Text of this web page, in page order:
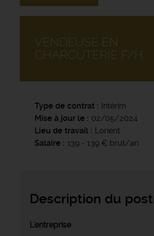
VENDEUSE EN
CHARCUTERIE F/H
Type de contrat
Intérim
Mise à jour le
02/05/2024
Lieu de travail
Lorient
Salaire
139 - 139 € brut/an
Description du
L'entreprise